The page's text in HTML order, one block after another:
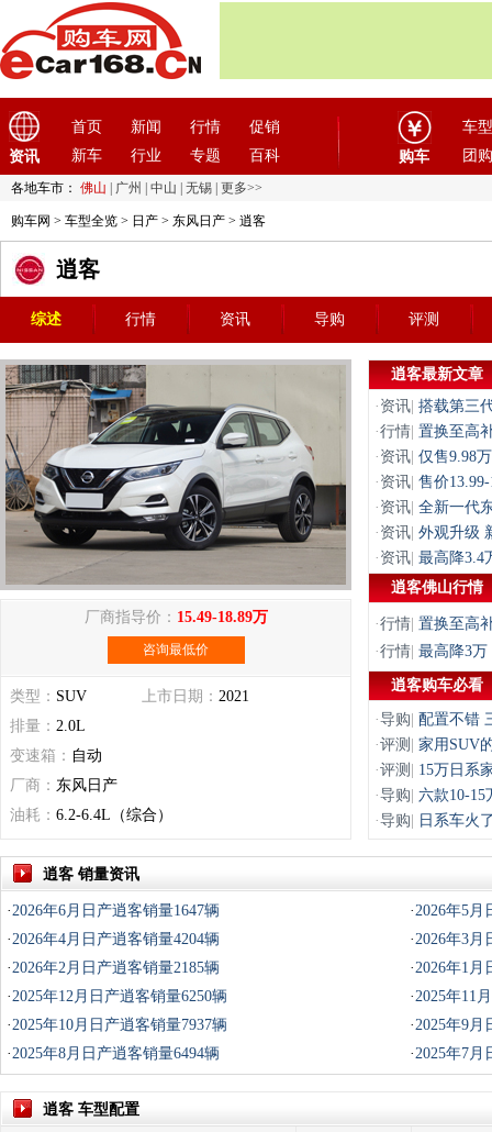
资讯
首页 新闻 行情
促销
新车
行业 专题 百科 购车
车型
团购
各地车市： 佛山 广州 中山 无锡 更多>>
购车网 > 车型全览 > 日产 > 东风日产 > 逍客
逍客
综述 行情 资讯 导购 评测
厂商指导价： 15.49-18.89万
咨询最低价
类型： SUV 上市日期： 2021
排量： 2.0L
变速箱： 自动
厂商： 东风日产
油耗： 6.2-6.4L（综合）
逍客最新文章
· 资讯 搭载第三
·行情 置换至高
· 资讯 仅售9.98
· 资讯 售价
· 资讯 全新一代
· 资讯 外观升级
· 资讯 最高降3.4
逍客佛山行情
·行情 置换至高
·行情 最高降3万
逍客购车必看
·导购 配置不错
·评测
家用SUV
·评测
15万日系
·导购 六款10-15
·导购 日系车火
逍客 销量资讯
·2026年6月日产逍客销量1647辆 ·2026年5月
·2026年4月日产逍客销量4204辆 ·2026年3月
·2026年2月日产逍客销量2185辆 ·2026年1月
·2025年12月日产逍客销量6250辆 ·2025年11
·2025年10月日产逍客销量7937辆 ·2025年9月
·2025年8月日产逍客销量6494辆 ·2025年7月
逍客 车型配置